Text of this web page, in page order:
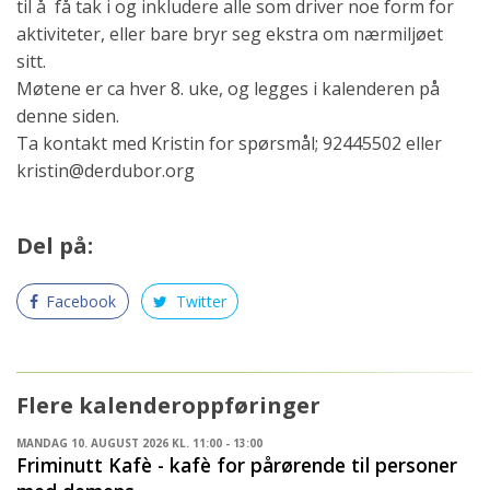
til å få tak i og inkludere alle som driver noe form for
aktiviteter, eller bare bryr seg ekstra om nærmiljøet
sitt.
Møtene er ca hver 8. uke, og legges i kalenderen på
denne siden.
Ta kontakt med Kristin for spørsmål; 92445502 eller
kristin@derdubor.org
Del på:
Facebook Twitter
Flere kalenderoppføringer
MANDAG 10. AUGUST 2026 KL. 11:00 - 13:00
Friminutt Kafè - kafè for pårørende til personer